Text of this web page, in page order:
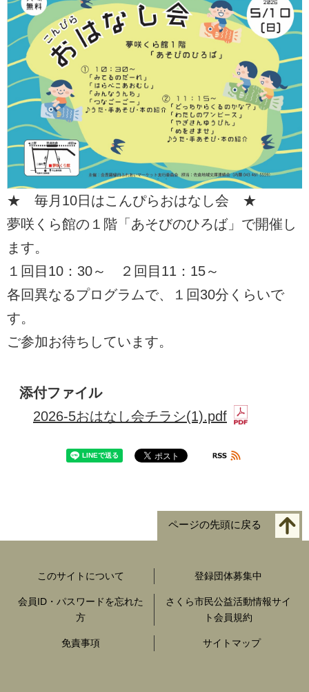
★ 毎月10日はこんぴらおはなし会 ★
夢咲くら館の１階「あそびのひろば」で開催し
ます。
１回目10：30～ ２回目11：15～
各回異なるプログラムで、１回30分くらいで
す。
ご参加お待ちしています。
添付ファイル
2026-5おはなし会チラシ(1).pdf
ページの先頭に戻る
このサイトについて 登録団体募集中
会員ID・パスワードを忘れた
方
さくら市民公益活動情報サイ
ト会員規約
免責事項 サイトマップ